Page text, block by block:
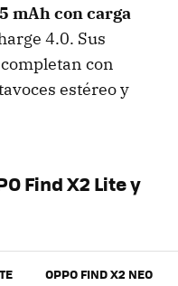
mAh con carga
4.0. Sus
con
estéreo y
Find X2 Lite y
OPPO FIND X2 NEO